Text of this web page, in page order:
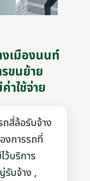
เมืองนนท์
ขนย้าย
าใช้จ่าย
สี่ล้อรับจ้าง
งการรถที่
ว้บริการ
รับจ้าง ,